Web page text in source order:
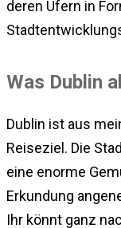
deren Ufern in
Was Dublin
Dublin ist aus
Reiseziel. Die
eine enorme
Erkundung
Ihr könnt ganz